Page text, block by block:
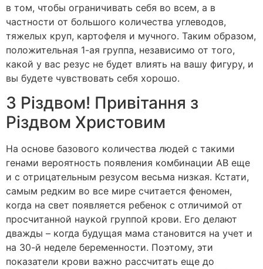
в том, чтобы ограничивать себя во всем, а в
частности от большого количества углеводов,
тяжелых круп, картофеля и мучного. Таким образом,
положительная 1-ая группа, независимо от того,
какой у вас резус не будет влиять на вашу фигуру, и
вы будете чувствовать себя хорошо.
З Різдвом! Привітання з
Різдвом Христовим
На основе базового количества людей с такими
генами вероятность появления комбинации АВ еще
и с отрицательным резусом весьма низкая. Кстати,
самым редким во все мире считается феномен,
когда на свет появляется ребенок с отличимой от
просчитанной наукой группой крови. Его делают
дважды – когда будущая мама становится на учет и
на 30-й неделе беременности. Поэтому, эти
показатели крови важно рассчитать еще до